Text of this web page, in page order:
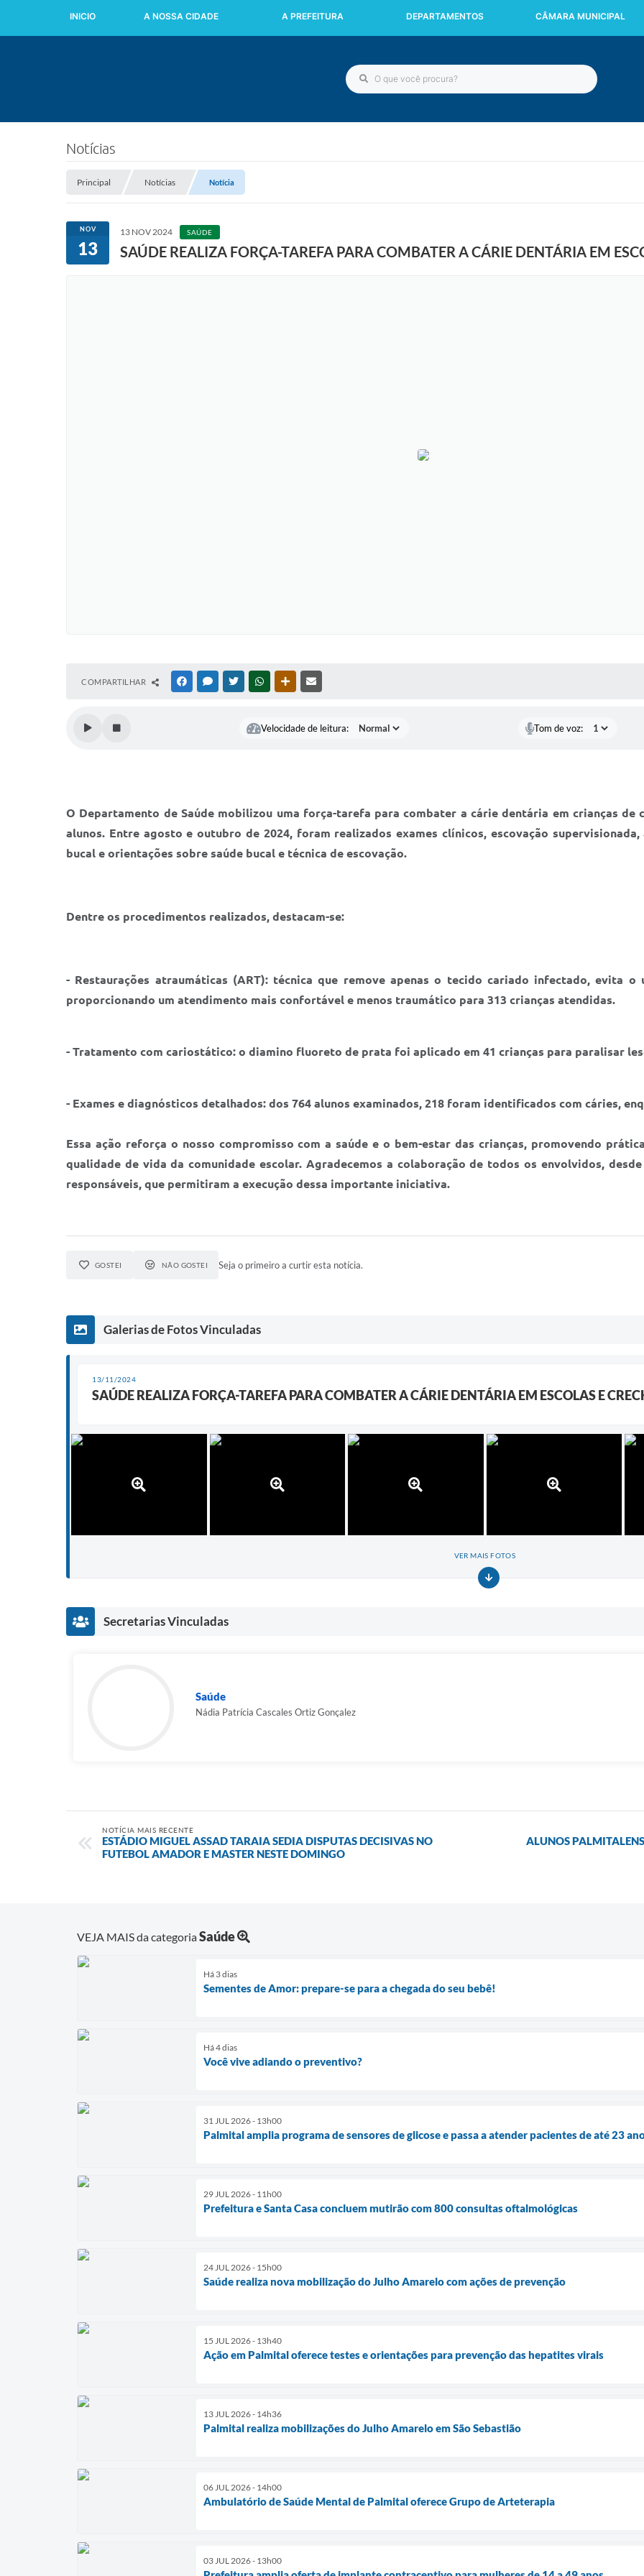
INICIO A NOSSA CIDADE A PREFEITURA DEPARTAMENTOS CÂMARA MUNICIPAL
Notícias
Principal Notícias Notícia
NOV
13
13 NOV 2024 SAÚDE
SAÚDE REALIZA FORÇA-TAREFA PARA COMBATER A CÁRIE DENTÁRIA EM
COMPARTILHAR FACEBOOKMESSENGER
TWITTERWHATSAPPOUTRAS MÍDIAS
Velocidade de leitura: Tom de voz:
O Departamento de Saúde mobilizou uma força-tarefa para combater a cárie dentária em crianças de
alunos. Entre agosto e outubro de 2024, foram realizados exames clínicos, escovação
bucal e orientações sobre saúde bucal e técnica de escovação.
Dentre os procedimentos realizados, destacam-se:
- Restaurações atraumáticas (ART): técnica que remove apenas o tecido cariado infectado, evita
proporcionando um atendimento mais confortável e menos traumático para 313 crianças atendidas.
- Tratamento com cariostático: o diamino fluoreto de prata foi aplicado em 41 crianças para paralisar
- Exames e diagnósticos detalhados: dos 764 alunos examinados, 218 foram identificados com cáries,
Essa ação reforça o nosso compromisso com a saúde e o bem-estar das crianças, promovendo
qualidade de vida da comunidade escolar. Agradecemos a colaboração de todos os envolvidos,
responsáveis, que permitiram a execução dessa importante iniciativa.
GOSTEI NÃO GOSTEI Seja o primeiro a curtir esta notícia.
Galerias de Fotos Vinculadas
13/11/2024
SAÚDE REALIZA FORÇA-TAREFA PARA COMBATER A CÁRIE DENTÁRIA EM ESCOLAS E
VER MAIS FOTOS
Secretarias Vinculadas
Saúde
Nádia Patrícia Cascales Ortiz Gonçalez
NOTÍCIA MAIS RECENTE
ESTÁDIO MIGUEL ASSAD TARAIA SEDIA DISPUTAS DECISIVAS NO
FUTEBOL AMADOR E MASTER NESTE DOMINGO
ALUNOS
VEJA MAIS da categoriaSaúde
Há 3 dias
Sementes de Amor: prepare-se para a chegada do seu bebê!
Há 4 dias
Você vive adiando o preventivo?
31 JUL 2026 - 13h00
Palmital amplia programa de sensores de glicose e passa a atender pacientes de até 23
29 JUL 2026 - 11h00
Prefeitura e Santa Casa concluem mutirão com 800 consultas oftalmológicas
24 JUL 2026 - 15h00
Saúde realiza nova mobilização do Julho Amarelo com ações de prevenção
15 JUL 2026 - 13h40
Ação em Palmital oferece testes e orientações para prevenção das hepatites virais
13 JUL 2026 - 14h36
Palmital realiza mobilizações do Julho Amarelo em São Sebastião
06 JUL 2026 - 14h00
Ambulatório de Saúde Mental de Palmital oferece Grupo de Arteterapia
03 JUL 2026 - 13h00